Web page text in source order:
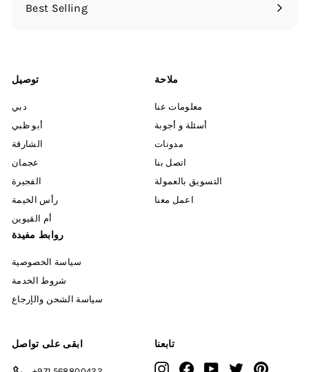
Best Selling
توصيل
دبي
أبو ظبي
الشارقة
عجمان
الفجيرة
رأس الخيمة
أم القيوين
ملاحة
معلومات عنا
أسئلة و أجوبة
مدونات
اتصل بنا
التسويق بالعمولة
اعمل معنا
روابط مفيدة
سياسة الخصوصية
شروط الخدمة
سياسة الشحن والإرجاع
ابقى على تواصل تابعنا
InstagramFacebookYouTubeTwitter